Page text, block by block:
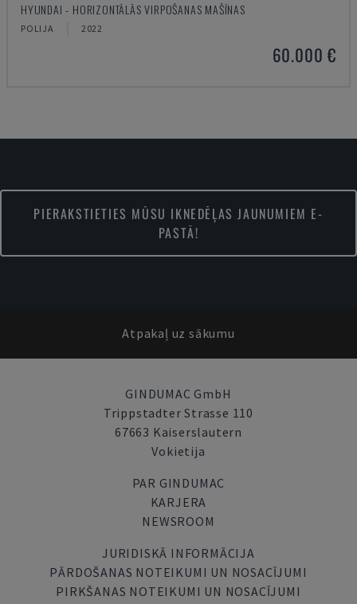
HYUNDAI - HORIZONTĀLĀS VIRPOŠANAS MAŠĪNAS
POLIJA 2022
60.000 €
PIERAKSTIETIES MŪSU IKNEDĒĻAS JAUNUMIEM E-
PASTĀ!
Atpakaļ uz sākumu
GINDUMAC GmbH
Trippstadter Strasse 110
67663 Kaiserslautern
Vokietija
PAR GINDUMAC
KARJERA
NEWSROOM
JURIDISKĀ INFORMĀCIJA
PĀRDOŠANAS NOTEIKUMI UN NOSACĪJUMI
PIRKŠANAS NOTEIKUMI UN NOSACĪJUMI